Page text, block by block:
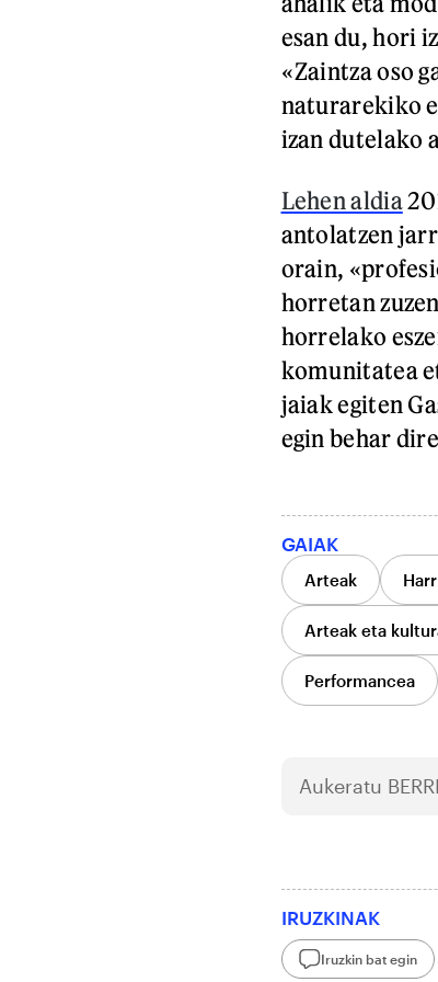
esan du, hori
«Zaintza oso
naturarekiko
izan dutelako
Lehen aldia
antolatzen
orain,
horretan
horrelako
komunitatea
jaiak egiten
egin behar
GAIAK
Arteak
Arteak eta
Performancea
Aukeratu
IRUZKINAK
Iruzkin bat egin